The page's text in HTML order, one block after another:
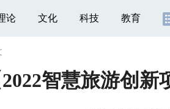
论 文化 科技 教育
2022智慧旅游创